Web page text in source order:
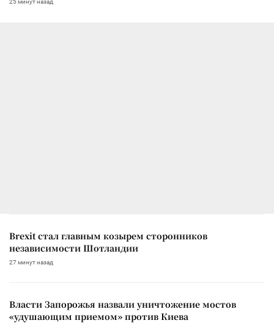
Brexit стал главным козырем сторонников
независимости Шотландии
27 минут назад
Власти Запорожья назвали уничтожение мостов
«удушающим приемом» против Киева